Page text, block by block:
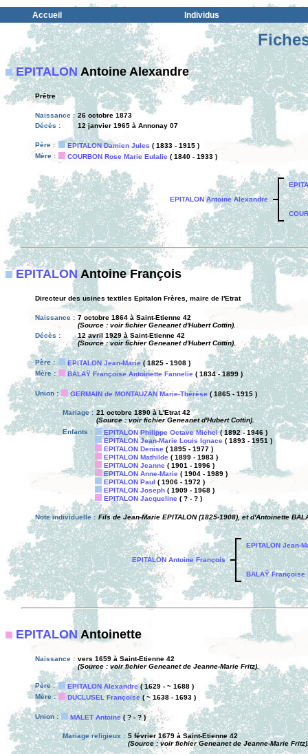
Accueil Individus
EPITALON Antoine Alexandre
Prêtre
Naissance : 26 octobre 1873
Décès :
12 janvier 1965 à Annonay 07
Père : EPITALON Damien Jules ( 1833 - 1915 )
Mère :
COURBON Rose Marie Eulalie ( 1840 - 1933 )
EPITALON Antoine Alexandre
EPITALONAntoine François
Directeur des usines textiles Epitalon Frères, maire de l'Etrat
Naissance : 7 octobre 1864 à Saint-Etienne 42
(Source : voir fichier Geneanet d'Hubert Cottin).
Décès :
12 avril 1929 à Saint-Etienne 42
(Source : voir fichier Geneanet d'Hubert Cottin).
Père : EPITALON Jean-Marie ( 1825 - 1908 )
Mère :
BALAŸ Françoise Antoinette Fannelie ( 1834 - 1899 )
Union : GERMAIN de MONTAUZAN Marie-Thérèse( 1865 - 1915 )
Mariage : 21 octobre 1890 à L'Etrat 42
(Source : voir fichier Geneanet d'Hubert Cottin).
Enfants :
EPITALON Philippe Octave Michel( 1892 - 1946 )
EPITALON Jean-Marie Louis Ignace ( 1893 - 1951 )
EPITALON Denise ( 1895 - 1977 )
EPITALON Mathilde ( 1899 - 1983 )
EPITALON Jeanne ( 1901 - 1996 )
EPITALON Anne-Marie ( 1904 - 1989 )
EPITALON Paul ( 1906 - 1972 )
EPITALON Joseph ( 1909 - 1968 )
EPITALON Jacqueline ( ? - ? )
Note individuelle : Fils de Jean-Marie EPITALON (1825-1908), et d'Antoinette
EPITALON Antoine François
EPITALON Jean-
BALAŸ Françoise
EPITALONAntoinette
Naissance : vers 1659 à Saint-Etienne 42
(Source : voir fichier Geneanet de Jeanne-Marie Fritz).
Père : EPITALON Alexandre( 1629 - ~ 1688 )
Mère :
DUCLUSEL Françoise ( ~ 1638 - 1693 )
Union : MALET Antoine( ? - ? )
Mariage religieux : 5 février 1679 à Saint-Etienne 42
(Source : voir fichier Geneanet de Jeanne-Marie